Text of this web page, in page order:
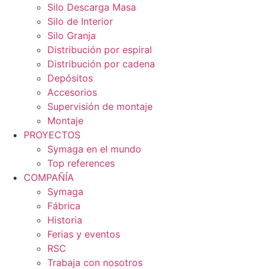
Silo Descarga Masa
Silo de Interior
Silo Granja
Distribución por espiral
Distribución por cadena
Depósitos
Accesorios
Supervisión de montaje
Montaje
PROYECTOS
Symaga en el mundo
Top references
COMPAÑÍA
Symaga
Fábrica
Historia
Ferias y eventos
RSC
Trabaja con nosotros